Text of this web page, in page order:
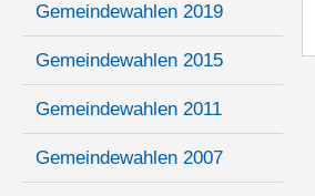
Gemeindewahlen 2019
Gemeindewahlen 2015
Gemeindewahlen 2011
Gemeindewahlen 2007